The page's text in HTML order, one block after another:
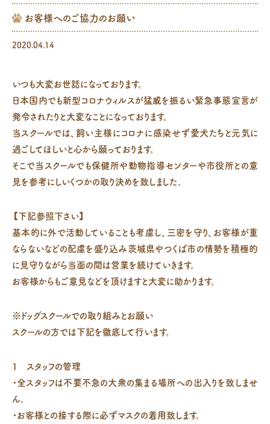
お客様へのご協力のお願い
2020.04.14
いつも大変お世話になっております。
日本国内でも新型コロナウィルスが猛威を振るい緊急事態宣言が
発令されたりと大変なことになっております。
当スクールでは、飼い主様にコロナに感染せず愛犬たちと元気に
過ごしてほしいと心から願っております。
そこで当スクールでも保健所や動物指導センターや市役所との意
見を参考にしいくつかの取り決めを致しました。
【下記参照下さい】
基本的に外で活動していることも考慮し、三密を守り、お客様が重
ならないなどの配慮を盛り込み茨城県やつくば市の情勢を積極的
に見守りながら当面の間は営業を続けていきます。
お客様からもご意見などを頂けますと大変に助かります。
※ドッグスクールでの取り組みとお願い
スクールの方では下記を徹底して行います。
1 スタッフの管理
・全スタッフは不要不急の大衆の集まる場所への出入りを致しませ
ん。
・お客様との接する際に必ずマスクの着用致します。